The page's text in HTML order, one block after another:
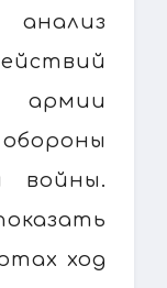
войны.
ход